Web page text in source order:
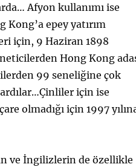
Afyon kullanımı ise
epey yatırım
için, 9 Haziran 1898
Hong Kong
99 seneliğine çok
için ise
olmadığı için 1997
ve İngilizlerin de özellikle